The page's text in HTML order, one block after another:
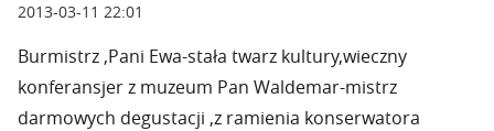
2013-03-11 22:01
Burmistrz ,Pani Ewa-stała twarz kultury,wieczny
konferansjer z muzeum Pan Waldemar-mistrz
darmowych degustacji ,z ramienia konserwatora